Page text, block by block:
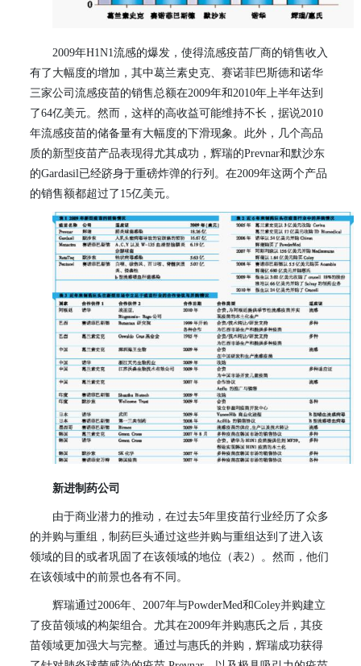
2009年H1N1流感的爆发，使得流感疫苗厂商的销售收入
有了大幅度的增加，其中葛兰素史克、赛诺菲巴斯德和诺华
三家公司流感疫苗的销售总额在2009年和2010年上半年达到
了64亿美元。然而，这样的高收益可能维持不长，据说2010
年流感疫苗的储备量有大幅度的下滑现象。此外，几个高品
质的新型疫苗产品表现得尤其成功，辉瑞的Prevnar和默沙东
的Gardasil已经跻身于重磅炸弹的行列。在2009年这两个产品
的销售额都超过了 15亿美元。
新进制药公司
由于商业潜力的推动，在过去5年里疫苗行业经历了众多
的并购与重组，制药巨头通过这些并购与重组达到了进入该
领域的目的或者巩固了在该领域的地位（表2）。然而，他们
在该领域中的前景也各有不同。
辉瑞通过2006年、2007年与PowderMed和Coley并购建立
了疫苗领域的构架组合。尤其在2009年并购惠氏之后，其疫
苗领域更加强大与完整。通过与惠氏的并购，辉瑞成功获得